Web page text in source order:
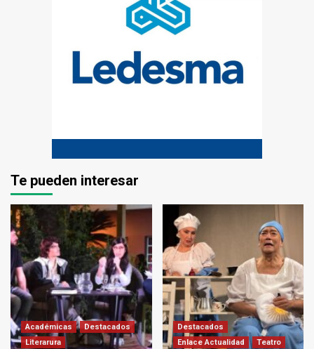
Te pueden interesar
Académicas
Destacados
Literarura
Destacados
Enlace Actualidad
Teatro